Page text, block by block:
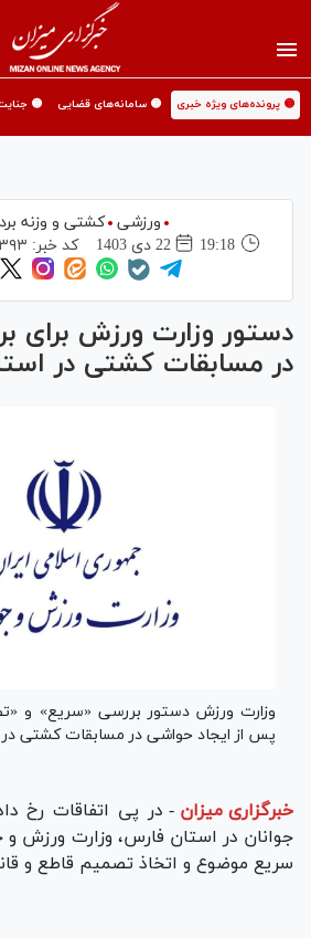
🟡 پرونده‌های ویژه خبری 🟡 سامانه‌های قضایی 🟡
ورزشی
کشتی و وزنه
19:18
22 دی 1403 کد خبر:
دستور وزارت ورزش برای
در مسابقات کشتی در
وزارت ورزش دستور بررسی «سریع» و
پس از ایجاد حواشی در مسابقات کشتی در
خبرگزاری میزان - در پی اتفاقات رخ
جوانان در استان فارس، وزارت ورزش و
سریع موضوع و اتخاذ تصمیم قاطع و